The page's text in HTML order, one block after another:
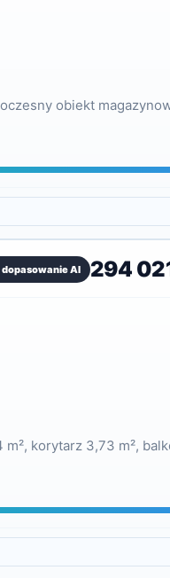
obiekt
dopasowanie AI 294
korytarz 3,73 m²,